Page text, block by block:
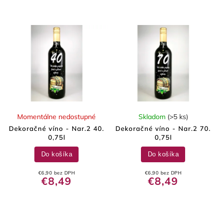
Dekoračné víno - Nar.2 40.
0,75l
Momentálne nedostupné
€6,90 bez DPH
€8,49
Do košíka
Dekoračné víno - Nar.2 70.
0,75l
Skladom (>5 ks)
€6,90 bez DPH
€8,49
Do košíka